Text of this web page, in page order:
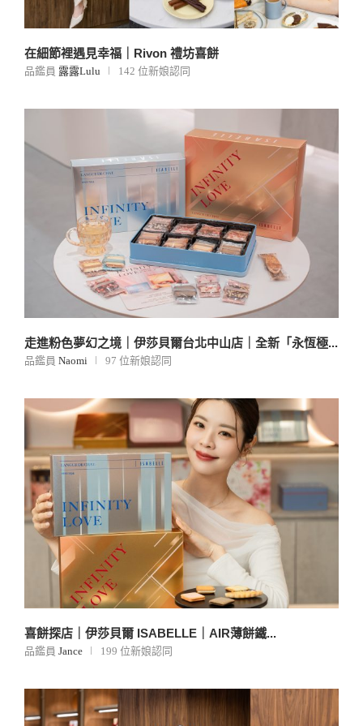
在細節裡遇見幸福｜Rivon 禮坊喜餅
品鑑員 露露Lulu 142 位新娘認同
走進粉色夢幻之境｜伊莎貝爾台北中山店｜全新「永恆極...
品鑑員 Naomi 97 位新娘認同
喜餅探店｜伊莎貝爾 ISABELLE｜AIR薄餅鐵...
品鑑員 Jance 199 位新娘認同